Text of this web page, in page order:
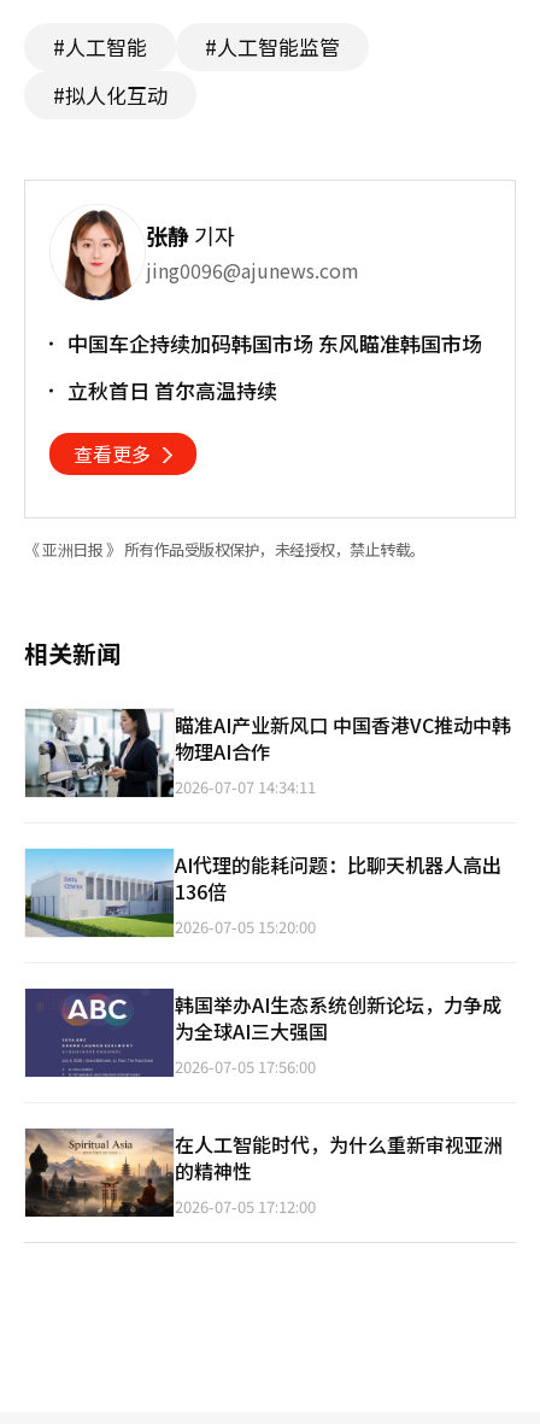
#人工智能
#人工智能监管
#拟人化互动
张静기자
jing0096@ajunews.com
中国车企持续加码韩国市场 东风瞄准韩国市场
立秋首日 首尔高温持续
查看更多
《 亚洲日报 》 所有作品受版权保护，未经授权，禁止转载。
相关新闻
瞄准AI产业新风口 中国香港VC推动中韩
物理AI合作
2026-07-07 14:34:11
AI代理的能耗问题：比聊天机器人高出
136倍
2026-07-05 15:20:00
韩国举办AI生态系统创新论坛，力争成
为全球AI三大强国
2026-07-05 17:56:00
在人工智能时代，为什么重新审视亚洲
的精神性
2026-07-05 17:12:00